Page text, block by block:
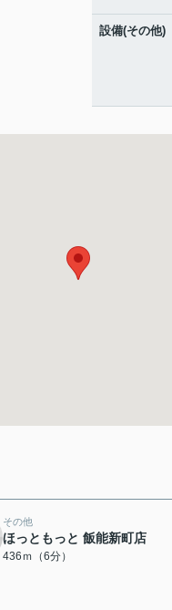
設備(その他)
その他
ほっともっと 飯能新町店
436ｍ（6分）